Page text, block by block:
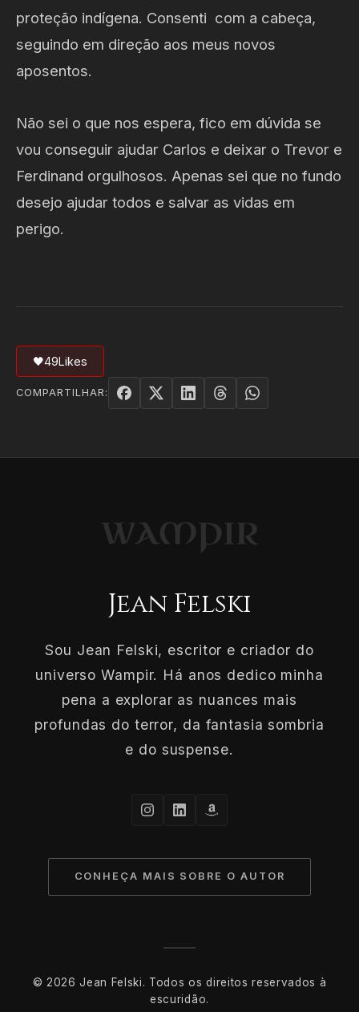
proteção indígena. Consenti com a cabeça,
seguindo em direção aos meus novos
aposentos.
Não sei o que nos espera, fico em dúvida se
vou conseguir ajudar Carlos e deixar o Trevor e
Ferdinand orgulhosos. Apenas sei que no fundo
desejo ajudar todos e salvar as vidas em
perigo.
🖤49Likes
COMPARTILHAR:
Jean Felski
Sou Jean Felski, escritor e criador do
universo Wampir. Há anos dedico minha
pena a explorar as nuances mais
profundas do terror, da fantasia sombria
e do suspense.
CONHEÇA MAIS SOBRE O AUTOR
© 2026 Jean Felski. Todos os direitos reservados à
escuridão.